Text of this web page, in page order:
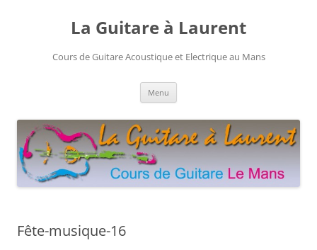
La Guitare à Laurent
Cours de Guitare Acoustique et Electrique au Mans
Menu
Fête-musique-16